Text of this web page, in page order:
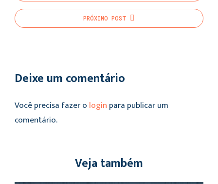
PRÓXIMO POST
Deixe um comentário
Você precisa fazer o login para publicar um
comentário.
Veja também